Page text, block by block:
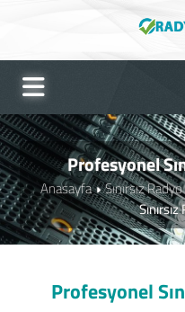
Profesyonel
Anasayfa Sınırsız
Profesyonel